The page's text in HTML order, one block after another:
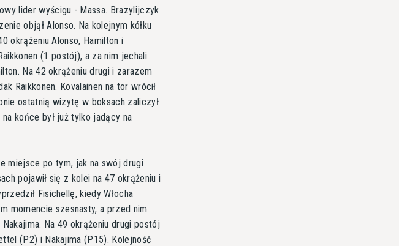
lider wyścigu - Massa. Brazylijczyk
objął Alonso. Na kolejnym kółku
okrążeniu Alonso, Hamilton i
(1 postój), a za nim jechali
Na 42 okrążeniu drugi i zarazem
Raikkonen. Kovalainen na tor wrócił
ostatnią wizytę w boksach zaliczył
końce był już tylko jadący na
miejsce po tym, jak na swój drugi
pojawił się z kolei na 47 okrążeniu i
Fisichellę, kiedy Włocha
momencie szesnasty, a przed nim
Na 49 okrążeniu drugi postój
(P2) i Nakajima (P15). Kolejność